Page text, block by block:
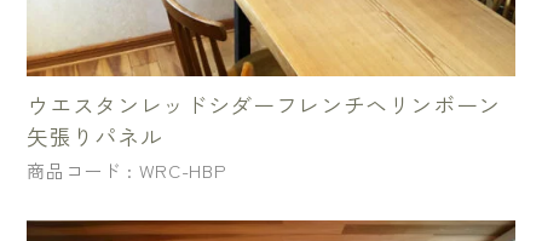
ウエスタンレッドシダーフレンチヘリンボーン
矢張りパネル
商品コード : WRC-HBP